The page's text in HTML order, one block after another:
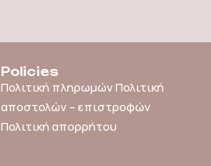
Policies
Πολιτική πληρωμώνΠολιτική
αποστολών – επιστροφών
Πολιτική απορρήτου